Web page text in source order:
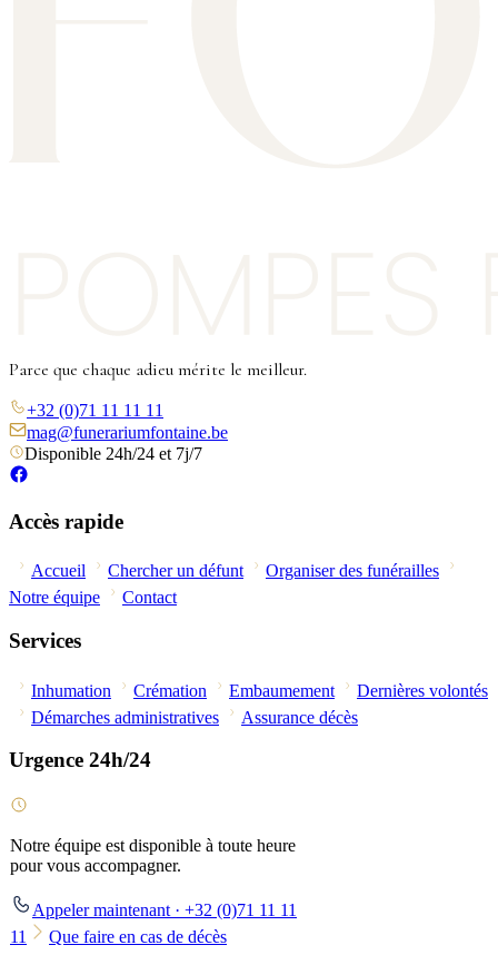
Parce que chaque adieu mérite le meilleur.
+32 (0)71 11 11 11
mag@funerariumfontaine.be
Disponible 24h/24 et 7j/7
Accès rapide
Accueil Chercher un défunt
Organiser des funérailles
Notre équipe
Contact
Services
Inhumation Crémation Embaumement
Dernières volontés
Démarches administratives
Assurance décès
Urgence 24h/24
Notre équipe est disponible à toute heure
pour vous accompagner.
Appeler maintenant · +32 (0)71 11 11
11
Que faire en cas de décès